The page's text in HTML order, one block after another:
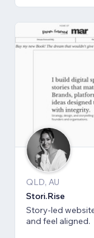
QLD, AU
Stori.Rise
Story-led
and feel aligned.